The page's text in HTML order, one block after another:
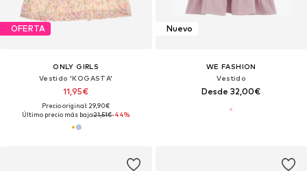
OFERTA
ONLY GIRLS
Vestido 'KOGASTA'
11,95€
Precio original: 29,90€
Último precio más bajo:21,51€-44%
Nuevo
WE FASHION
Vestido
Desde 32,00€